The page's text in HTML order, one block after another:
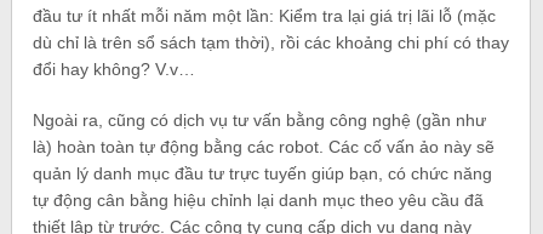
đầu tư ít nhất mỗi năm một lần: Kiểm tra lại giá trị lãi lỗ (mặc
dù chỉ là trên sổ sách tạm thời), rồi các khoảng chi phí có thay
đổi hay không? V.v…
Ngoài ra, cũng có dịch vụ tư vấn bằng công nghệ (gần như
là) hoàn toàn tự động bằng các robot. Các cố vấn ảo này sẽ
quản lý danh mục đầu tư trực tuyến giúp bạn, có chức năng
tự động cân bằng hiệu chỉnh lại danh mục theo yêu cầu đã
thiết lập từ trước. Các công ty cung cấp dịch vụ dạng này